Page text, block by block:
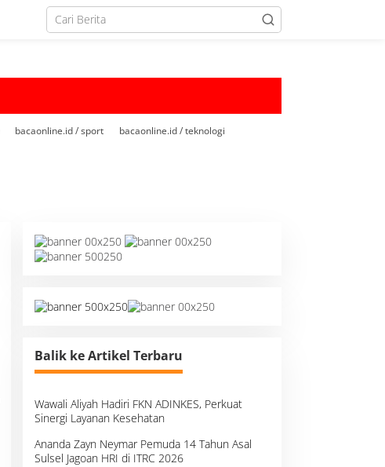
bacaonline.id / sport bacaonline.id / teknologi
Balik ke Artikel Terbaru
Wawali Aliyah Hadiri FKN ADINKES, Perkuat
Sinergi Layanan Kesehatan
Ananda Zayn Neymar Pemuda 14 Tahun Asal
Sulsel Jagoan HRI di ITRC 2026